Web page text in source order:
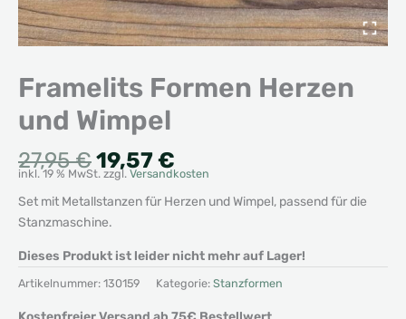
Framelits Formen Herzen
und Wimpel
27,95€Ursprünglicher
Preis
war:
27,95 €
19,57€
Preis
ist:
inkl. 19 % MwSt. zzgl. Versandkosten
Set mit Metallstanzen für Herzen und Wimpel, passend für die
Stanzmaschine.
Dieses Produkt ist leider nicht mehr auf Lager!
Artikelnummer: 130159 Kategorie: Stanzformen